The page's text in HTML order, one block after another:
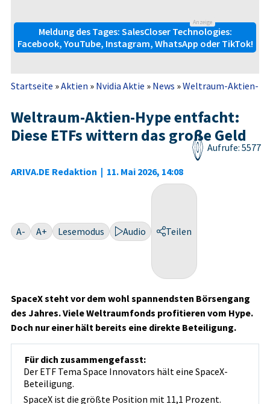
Anzeige
Meldung des Tages: SalesCloser Technologies:
Facebook, YouTube, Instagram, WhatsApp oder TikTok!
Startseite »Aktien » Nvidia Aktie » News »Weltraum-Aktien-
Weltraum-Aktien-Hype entfacht:
Diese ETFs wittern das große Geld
ARIVA.DE Redaktion | 11. Mai 2026, 14:08
Aufrufe: 5577
A- A+ Lesemodus Audio Teilen
SpaceX steht vor dem wohl spannendsten Börsengang
des Jahres. Viele Weltraumfonds profitieren vom Hype.
Doch nur einer hält bereits eine direkte Beteiligung.
Für dich zusammengefasst:
Der ETF Tema Space Innovators hält eine SpaceX-
Beteiligung.
SpaceX ist die größte Position mit 11,1 Prozent.